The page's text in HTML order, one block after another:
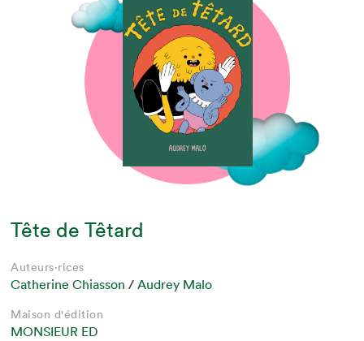
Tête de Têtard
Auteurs·rices
Catherine Chiasson /Audrey Malo
Maison d'édition
MONSIEUR ED